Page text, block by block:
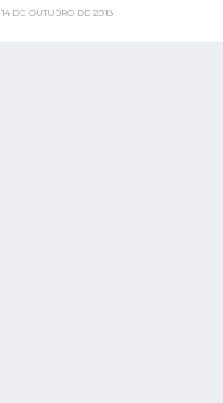
14 DE OUTUBRO DE 2018